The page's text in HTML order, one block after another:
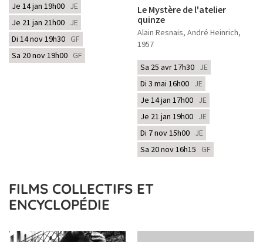
Je 14 jan 19h00 JE
Je 21 jan 21h00 JE
Di 14 nov 19h30 GF
Sa 20 nov 19h00 GF
Le Mystère de l'atelier
quinze
Alain Resnais, André Heinrich,
1957
Sa 25 avr 17h30 JE
Di 3 mai 16h00 JE
Je 14 jan 17h00 JE
Je 21 jan 19h00 JE
Di 7 nov 15h00 JE
Sa 20 nov 16h15 GF
FILMS COLLECTIFS ET
ENCYCLOPÉDIE